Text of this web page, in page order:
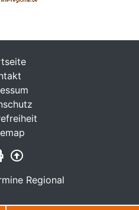
Regional
Seite drucken
Zurück nach oben